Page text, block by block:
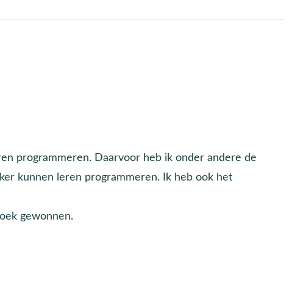
programmeren. Daarvoor heb ik onder andere de
kunnen leren programmeren. Ik heb ook het
gewonnen.